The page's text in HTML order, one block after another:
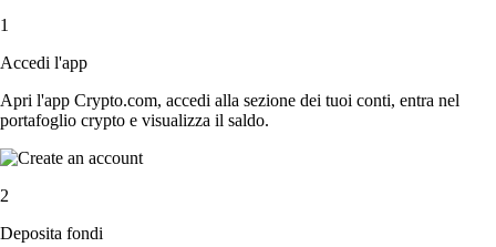
1
Accedi l'app
Apri l'app Crypto.com, accedi alla sezione dei tuoi conti, entra nel
portafoglio crypto e visualizza il saldo.
2
Deposita fondi